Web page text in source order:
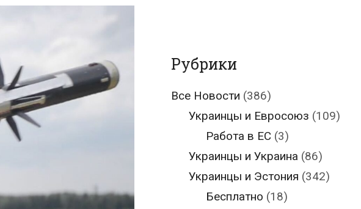
Рубрики
Все Новости (386)
Украинцы и Евросоюз (109)
Работа в ЕС (3)
Украинцы и Украина (86)
Украинцы и Эстония (342)
Бесплатно (18)